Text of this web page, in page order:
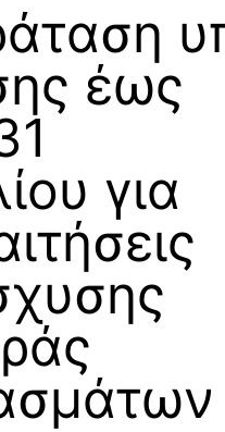
έως
για